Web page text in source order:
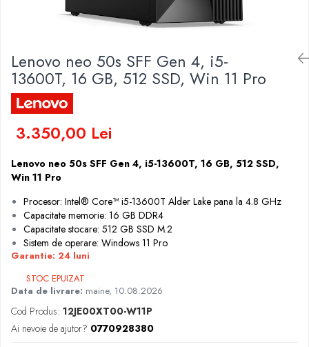
Standuri și Coolere Laptop
Alte accesorii
Card reader
Carcase
Placi de baza
Ventilatoare carcasa
Componente Renew/Refurbished
Placi de baza REFURBISHED
Placi VIDEO
PC All-in-One
Calculatoare All-in-One NOI
All-in-One REFURBISHED
Calculatoare All-in-One RENEW
Componente All-in-One
Lenovo neo 50s SFF Gen 4, i5-
13600T, 16 GB, 512 SSD, Win 11 Pro
3.350,00 Lei
Lenovo neo 50s SFF Gen 4, i5-13600T, 16 GB, 512 SSD,
Win 11 Pro
Procesor: Intel® Core™ i5-13600T Alder Lake pana la 4.8 GHz
Capacitate memorie: 16 GB DDR4
Capacitate stocare: 512 GB SSD M.2
Sistem de operare: Windows 11 Pro
Garantie: 24 luni
STOC EPUIZAT
Data de livrare: maine, 10.08.2026
Cod Produs: 12JE00XT00-W11P
Ai nevoie de ajutor? 0770928380